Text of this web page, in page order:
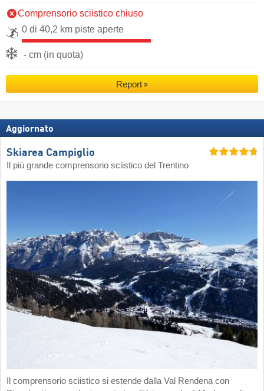
Comprensorio sciistico chiuso
0 di 40,2 km piste aperte
- cm (in quota)
Report
Aggiornato
Skiarea Campiglio
Il più grande comprensorio sciistico del Trentino
Il comprensorio sciistico si estende dalla Val Rendena con